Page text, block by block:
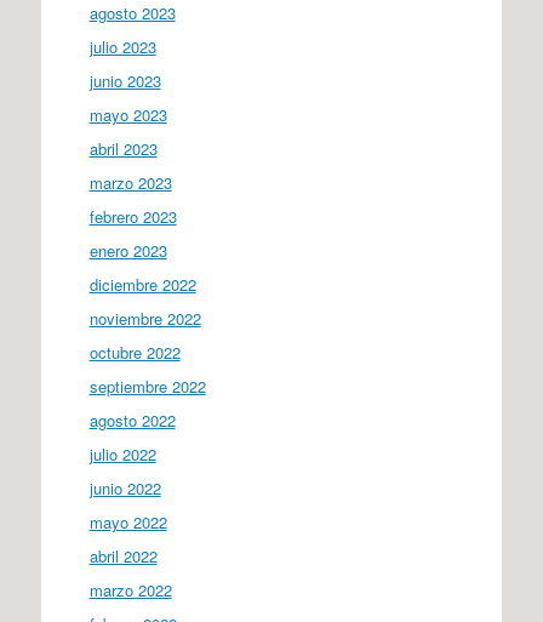
agosto 2023
julio 2023
junio 2023
mayo 2023
abril 2023
marzo 2023
febrero 2023
enero 2023
diciembre 2022
noviembre 2022
octubre 2022
septiembre 2022
agosto 2022
julio 2022
junio 2022
mayo 2022
abril 2022
marzo 2022